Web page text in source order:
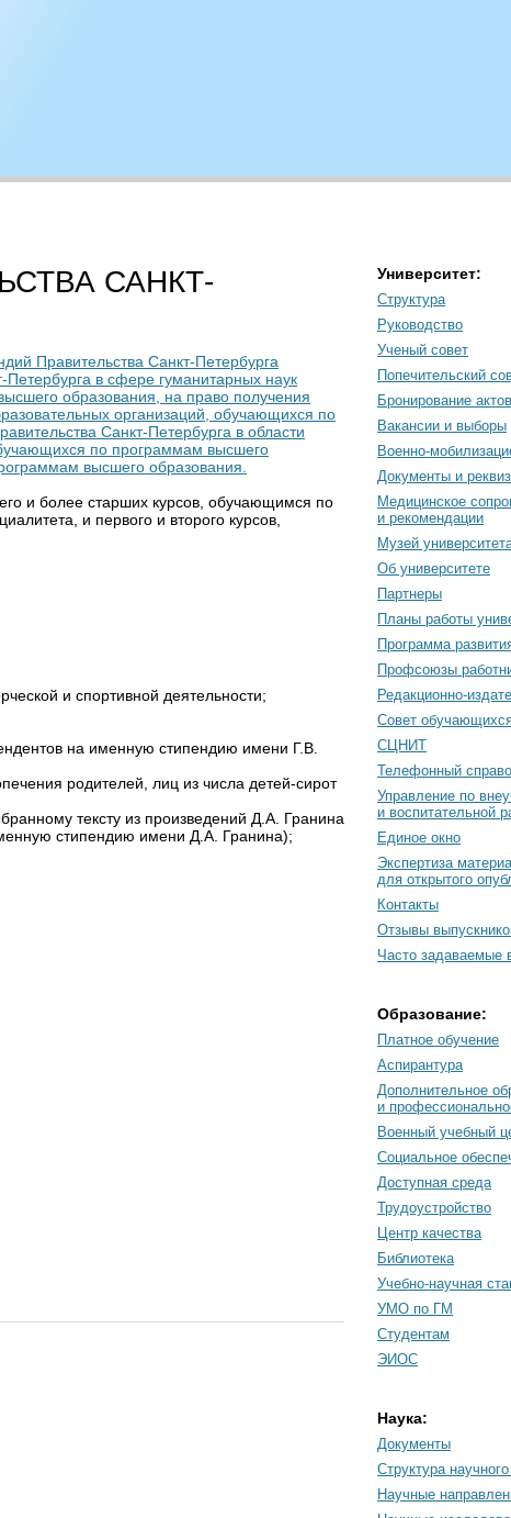
САНКТ-
Правительства Санкт-Петербурга
в сфере гуманитарных наук
образования, на право получения
организаций, обучающихся по
Санкт-Петербурга в области
по программам высшего
высшего образования.
и более старших курсов, обучающимся по
и первого и второго курсов,
и спортивной деятельности;
на именную стипендию имени Г.В.
родителей, лиц из числа детей-сирот
тексту из произведений Д.А. Гранина
стипендию имени Д.А. Гранина);
Университет:
Структура
Руководство
Ученый совет
Попечительский
Бронирование
Вакансии и выборы
Военно-
Документы и
Медицинское
и рекомендации
Музей
Об университете
Партнеры
Планы работы
Программа
Профсоюзы
Редакционно-
Cовет
СЦНИТ
Телефонный
Управление по
и воспитательной
Единое окно
Экспертиза
для открытого
Контакты
Отзывы
Часто задаваемые
Образование:
Платное обучение
Аспирантура
Дополнительное
и
Военный учебный
Социальное
Доступная среда
Трудоустройство
Центр качества
Библиотека
Учебно-научная
УМО по ГМ
Студентам
ЭИОС
Наука:
Документы
Cтруктура
Научные